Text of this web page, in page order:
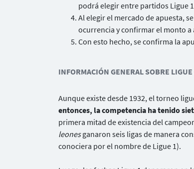
podrá elegir entre partidos Ligue
Al elegir el mercado de apuesta,
ocurrencia y confirmar el monto a
Con esto hecho, se confirma la
INFORMACIÓN GENERAL SOBRE LIGUE
Aunque existe desde 1932, el torneo
entonces, la competencia ha tenido
primera mitad de existencia del
leonesganaron seis ligas de manera
conociera por el nombre de Ligue 1).